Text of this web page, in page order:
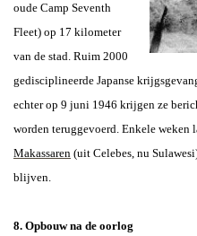
oude Camp Seventh
Fleet) op 17 kilometer
van de stad. Ruim 2000
gedisciplineerde Japanse
echter op 9 juni 1946 krijgen ze
worden teruggevoerd. Enkele weken
Makassaren (uit Celebes, nu
blijven.
8. Opbouw na de oorlog